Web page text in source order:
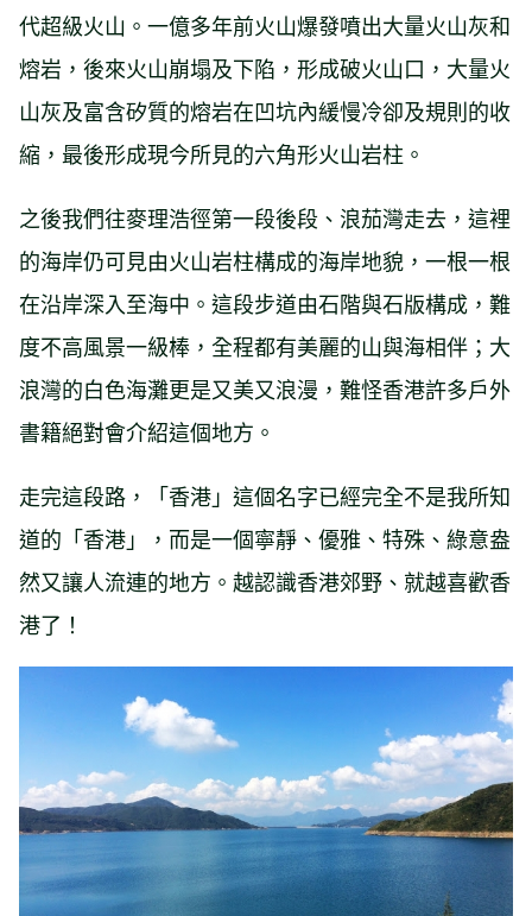
代超級火山。一億多年前火山爆發噴出大量火山灰和
熔岩，後來火山崩塌及下陷，形成破火山口，大量火
山灰及富含矽質的熔岩在凹坑內緩慢冷卻及規則的收
縮，最後形成現今所見的六角形火山岩柱。
之後我們往麥理浩徑第一段後段、浪茄灣走去，這裡
的海岸仍可見由火山岩柱構成的海岸地貌，一根一根
在沿岸深入至海中。這段步道由石階與石版構成，難
度不高風景一級棒，全程都有美麗的山與海相伴；大
浪灣的白色海灘更是又美又浪漫，難怪香港許多戶外
書籍絕對會介紹這個地方。
走完這段路，「香港」這個名字已經完全不是我所知
道的「香港」，而是一個寧靜、優雅、特殊、綠意盎
然又讓人流連的地方。越認識香港郊野、就越喜歡香
港了！